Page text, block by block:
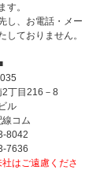
す。
し、お電話・メー
しておりません。
2丁目216－8
ル
コム
8042
7636
はご遠慮くださ